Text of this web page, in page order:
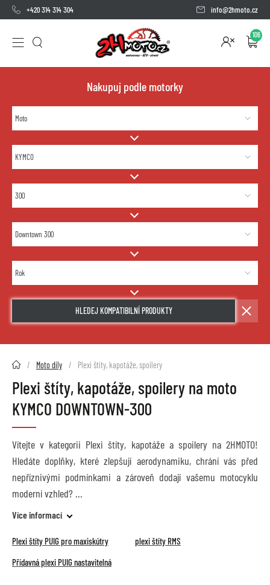
+420 314 314 304 info@2hmoto.cz
106
Nakupuj podle motorky
HLEDEJ KOMPATIBILNÍ PRODUKTY
2HMOTO.cz Moto díly Plexi štíty, kapotáže, spoilery
Plexi štíty, kapotáže, spoilery na moto
KYMCO DOWNTOWN-300
Vítejte v kategorii Plexi štíty, kapotáže a spoilery na 2HMOTO!
Hledáte doplňky, které zlepšují aerodynamiku, chrání vás před
nepříznivými podmínkami a zároveň dodají vašemu motocyklu
moderní vzhled?
Více informací
Plexi štíty PUIG pro maxiskútry
plexi štíty RMS
Přídavná plexi PUIG nastavitelná